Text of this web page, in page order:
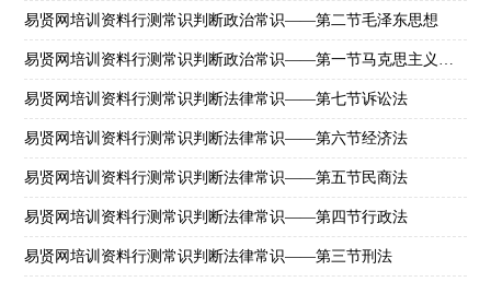
易贤网培训资料行测常识判断政治常识——第二节毛泽东思想
易贤网培训资料行测常识判断政治常识——第一节马克思主义理论常识
易贤网培训资料行测常识判断法律常识——第七节诉讼法
易贤网培训资料行测常识判断法律常识——第六节经济法
易贤网培训资料行测常识判断法律常识——第五节民商法
易贤网培训资料行测常识判断法律常识——第四节行政法
易贤网培训资料行测常识判断法律常识——第三节刑法